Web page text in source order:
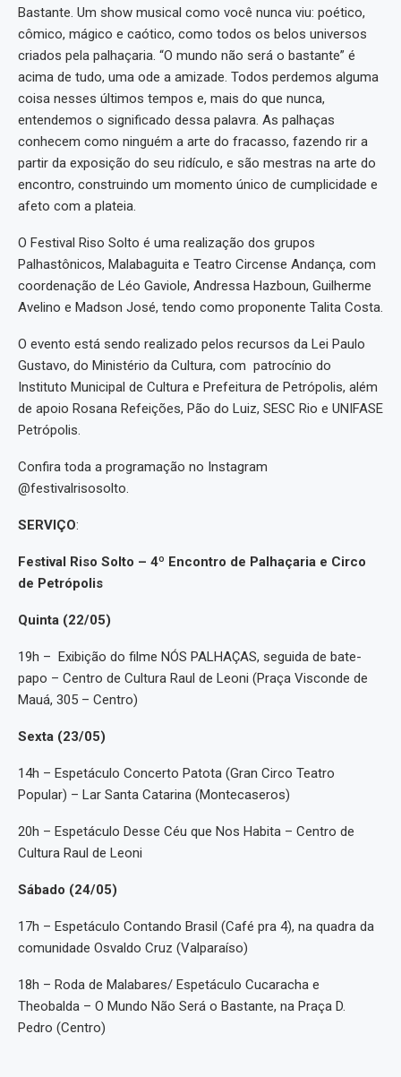
Bastante. Um show musical como você nunca viu: poético,
cômico, mágico e caótico, como todos os belos universos
criados pela palhaçaria. “O mundo não será o bastante” é
acima de tudo, uma ode a amizade. Todos perdemos alguma
coisa nesses últimos tempos e, mais do que nunca,
entendemos o significado dessa palavra. As palhaças
conhecem como ninguém a arte do fracasso, fazendo rir a
partir da exposição do seu ridículo, e são mestras na arte do
encontro, construindo um momento único de cumplicidade e
afeto com a plateia.
O Festival Riso Solto é uma realização dos grupos
Palhastônicos, Malabaguita e Teatro Circense Andança, com
coordenação de Léo Gaviole, Andressa Hazboun, Guilherme
Avelino e Madson José, tendo como proponente Talita Costa.
O evento está sendo realizado pelos recursos da Lei Paulo
Gustavo, do Ministério da Cultura, com patrocínio do
Instituto Municipal de Cultura e Prefeitura de Petrópolis, além
de apoio Rosana Refeições, Pão do Luiz, SESC Rio e UNIFASE
Petrópolis.
Confira toda a programação no Instagram
@festivalrisosolto.
SERVIÇO:
Festival Riso Solto – 4º Encontro de Palhaçaria e Circo
de Petrópolis
Quinta (22/05)
19h – Exibição do filme NÓS PALHAÇAS, seguida de bate-
papo – Centro de Cultura Raul de Leoni (Praça Visconde de
Mauá, 305 – Centro)
Sexta (23/05)
14h – Espetáculo Concerto Patota (Gran Circo Teatro
Popular) – Lar Santa Catarina (Montecaseros)
20h – Espetáculo Desse Céu que Nos Habita – Centro de
Cultura Raul de Leoni
Sábado (24/05)
17h – Espetáculo Contando Brasil (Café pra 4), na quadra da
comunidade Osvaldo Cruz (Valparaíso)
18h – Roda de Malabares/ Espetáculo Cucaracha e
Theobalda – O Mundo Não Será o Bastante, na Praça D.
Pedro (Centro)